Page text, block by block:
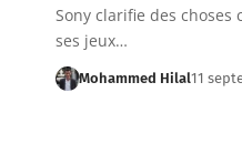
Sony clarifie des
ses jeux…
Mohammed Hilal11